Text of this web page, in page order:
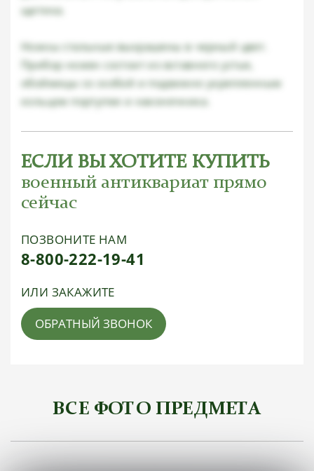
щитика.
Ножны стальные выкрашены в черный цвет.
Прибор ножен состоит из вставного устья,
обоймицы со скобой и подвижно укрепленным
кольцом портупеи и наконечника.
ЕСЛИ ВЫ ХОТИТЕ КУПИТЬ
военный антиквариат прямо
сейчас
ПОЗВОНИТЕ НАМ
8-800-222-19-41
ИЛИ ЗАКАЖИТЕ
ОБРАТНЫЙ ЗВОНОК
ВСЕ ФОТО ПРЕДМЕТА